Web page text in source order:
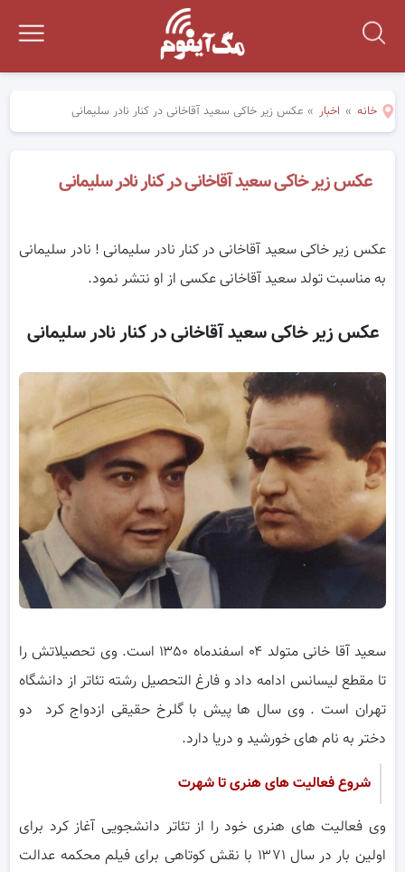
خانه » اخبار » عکس زیر خاکی سعید آقاخانی در کنار نادر سلیمانی
عکس زیر خاکی سعید آقاخانی در کنار نادر سلیمانی
عکس زیر خاکی سعید آقاخانی در کنار نادر سلیمانی ! نادر سلیمانی
به مناسبت تولد سعید آقاخانی عکسی از او نتشر نمود.
عکس زیر خاکی سعید آقاخانی در کنار نادر سلیمانی
سعید آقا خانی متولد ۰۴ اسفندماه ۱۳۵۰ است. وی تحصیلاتش را
تا مقطع لیسانس ادامه داد و فارغ التحصیل رشته تئاتر از دانشگاه
تهران است . وی سال ها پیش با گلرخ حقیقی ازدواج کرد دو
دختر به نام های خورشید و دریا دارد.
شروع فعالیت های هنری تا شهرت
وی فعالیت های هنری خود را از تئاتر دانشجویی آغاز کرد برای
اولین بار در سال ۱۳۷۱ با نقش کوتاهی برای فیلم محکمه عدالت